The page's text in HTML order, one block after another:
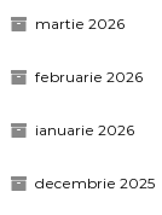
martie 2026
februarie 2026
ianuarie 2026
decembrie 2025